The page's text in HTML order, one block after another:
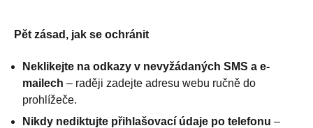
Pět zásad, jak se ochránit
Neklikejte na odkazy v nevyžádaných SMS a e-
mailech – raději zadejte adresu webu ručně do
prohlížeče.
Nikdy nediktujte přihlašovací údaje po telefonu –